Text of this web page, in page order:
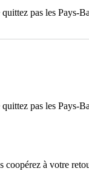
pas les Pays-
pas les Pays-
à votre